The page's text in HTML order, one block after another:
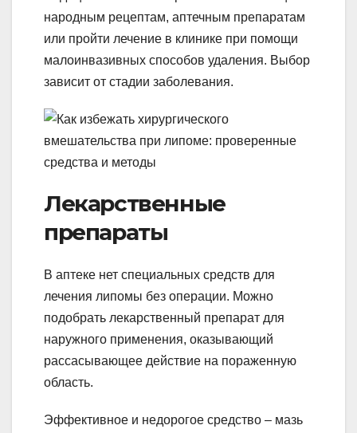
народным рецептам, аптечным препаратам
или пройти лечение в клинике при помощи
малоинвазивных способов удаления. Выбор
зависит от стадии заболевания.
Лекарственные
препараты
В аптеке нет специальных средств для
лечения липомы без операции. Можно
подобрать лекарственный препарат для
наружного применения, оказывающий
рассасывающее действие на пораженную
область.
Эффективное и недорогое средство – мазь